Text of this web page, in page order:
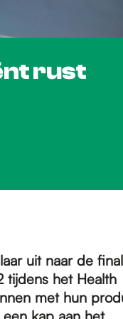
rust
uit naar de
tijdens het Health
met hun